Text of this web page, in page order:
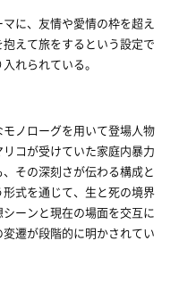
に、友情や愛情の枠を超え
えて旅をするという設定で
れられている。
ノローグを用いて登場人物
コが受けていた家庭内暴力
その深刻さが伝わる構成と
式を通じて、生と死の境界
ーンと現在の場面を交互に
遷が段階的に明かされてい